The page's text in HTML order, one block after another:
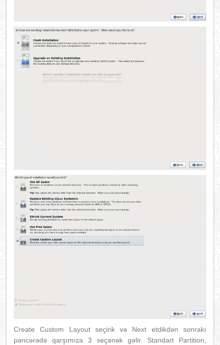
Create Custom Layout seçirik və Next etdikdən sonrakı
pəncərədə qarşımıza 3 seçənək gəlir. Standart Partition,